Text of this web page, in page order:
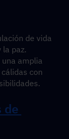
de vida
paz.
amplia
con
de